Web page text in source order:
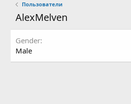
Пользователи
AlexMelven
Gender
Male